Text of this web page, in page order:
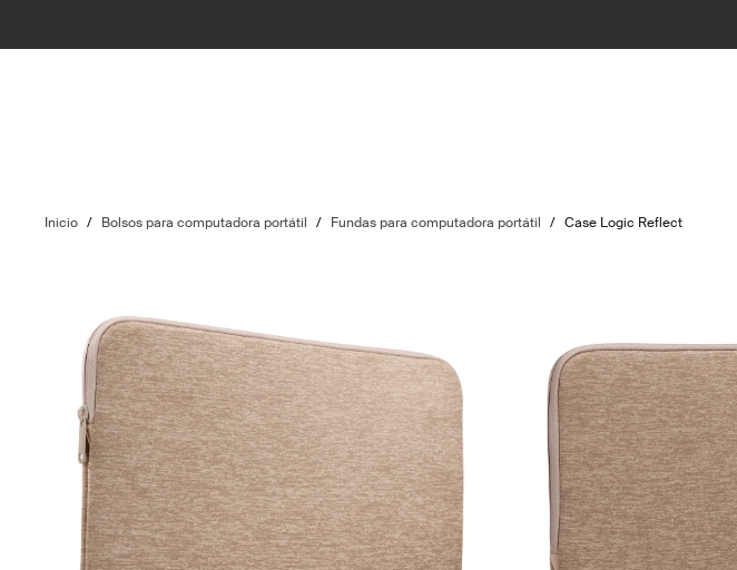
Inicio / Bolsos para computadora portátil / Fundas para computadora portátil / Case Logic Reflect